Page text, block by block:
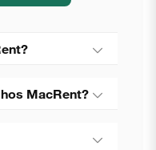
MacRent?